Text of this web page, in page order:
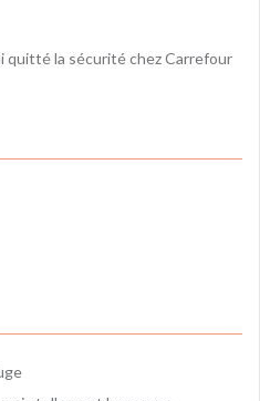
quitté la sécurité chez Carrefour